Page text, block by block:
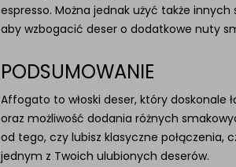
espresso. Można jednak użyć także
aby wzbogacić deser o dodatkowe nuty
PODSUMOWANIE
Affogato to włoski deser, który doskonale
oraz możliwość dodania różnych
od tego, czy lubisz klasyczne
jednym z Twoich ulubionych deserów.